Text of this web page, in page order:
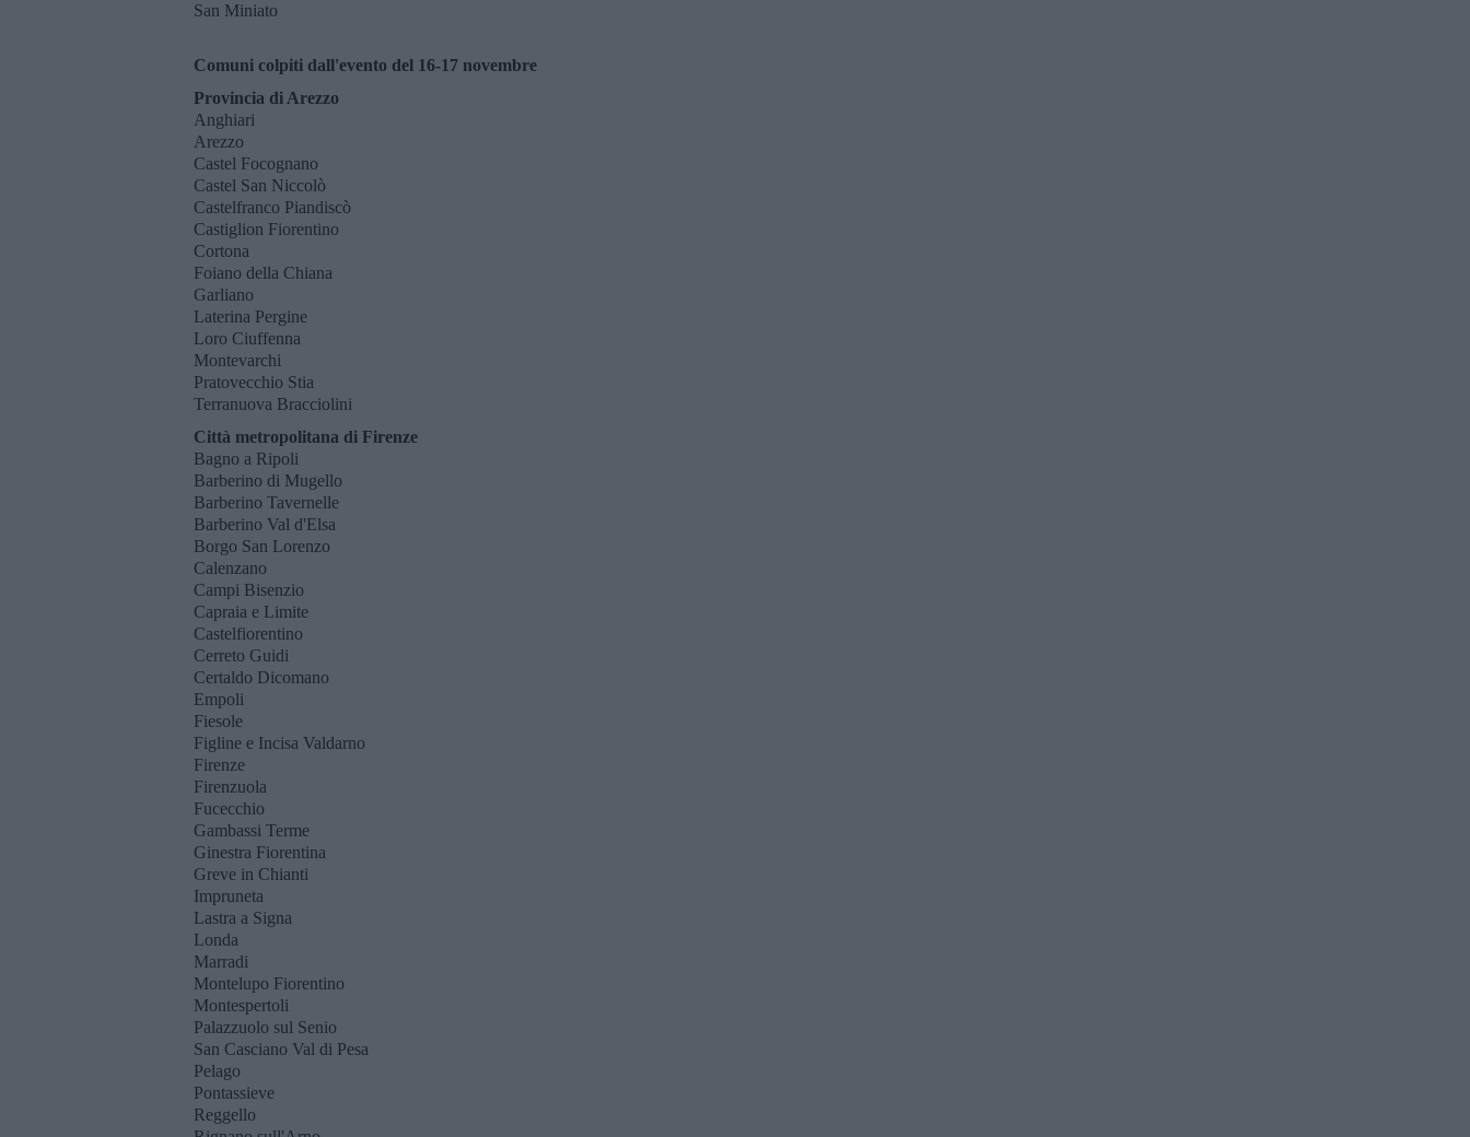
San Miniato
Comuni colpiti dall'evento del 16-17 novembre
Provincia di Arezzo
Anghiari
Arezzo
Castel Focognano
Castel San Niccolò
Castelfranco Piandiscò
Castiglion Fiorentino
Cortona
Foiano della Chiana
Garliano
Laterina Pergine
Loro Ciuffenna
Montevarchi
Pratovecchio Stia
Terranuova Bracciolini
Città metropolitana di Firenze
Bagno a Ripoli
Barberino di Mugello
Barberino Tavernelle
Barberino Val d'Elsa
Borgo San Lorenzo
Calenzano
Campi Bisenzio
Capraia e Limite
Castelfiorentino
Cerreto Guidi
Certaldo Dicomano
Empoli
Fiesole
Figline e Incisa Valdarno
Firenze
Firenzuola
Fucecchio
Gambassi Terme
Ginestra Fiorentina
Greve in Chianti
Impruneta
Lastra a Signa
Londa
Marradi
Montelupo Fiorentino
Montespertoli
Palazzuolo sul Senio
San Casciano Val di Pesa
Pelago
Pontassieve
Reggello